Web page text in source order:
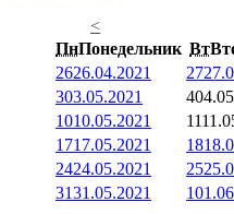
<
ПнПонедельник Вт
2626.04.2021 27
303.05.2021 4
1010.05.2021 11
1717.05.2021 18
2424.05.2021 25
3131.05.2021 1